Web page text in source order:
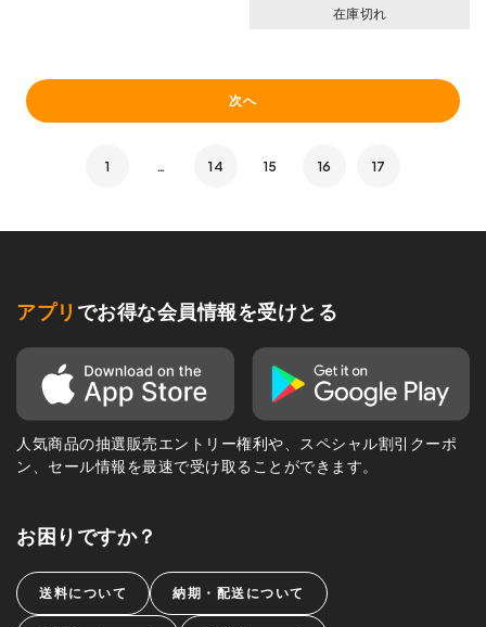
在庫切れ
次へ
1 … 14 15 16 17
アプリ でお得な会員情報を受けとる
人気商品の抽選販売エントリー権利や、スペシャル割引クーポ
ン、セール情報を最速で受け取ることができます。
お困りですか？
送料について 納期・配送について